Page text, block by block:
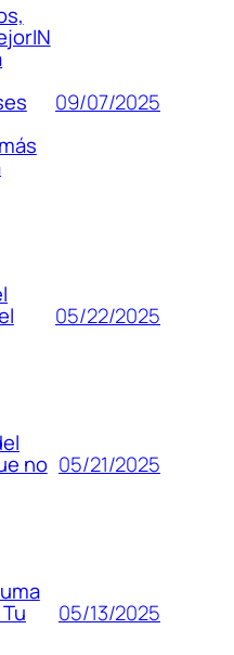
09/07/2025
05/22/2025
no 05/21/2025
05/13/2025